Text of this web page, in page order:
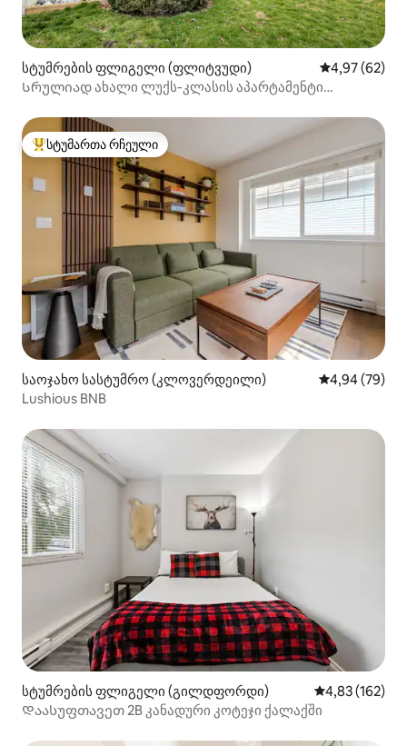
სტუმრების ფლიგელი (ფლიტვუდი) საშუალო
4,97 (62)
Სრულიად ახალი ლუქს-კლასის აპარტამენტი
სტუმართა რჩეული მოწინავე ვარიანტი
სტუმართა რჩეული
საოჯახო სასტუმრო (კლოვერდეილი) საშუალო
4,94 (79)
Lushious BNB
სტუმრების ფლიგელი (გილდფორდი) საშუალო
4,83 (162)
Დაასუფთავეთ 2B კანადური კოტეჯი ქალაქში